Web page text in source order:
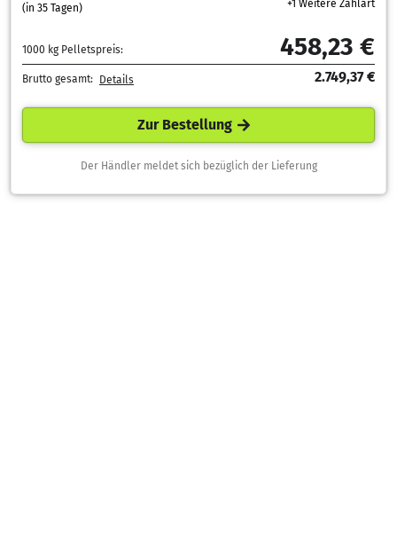
(in 35 Tagen)
+1 Weitere Zahlart
1000 kg Pelletspreis: 458,23 €
Brutto gesamt: Details 2.749,37 €
Zur Bestellung
Der Händler meldet sich bezüglich der Lieferung